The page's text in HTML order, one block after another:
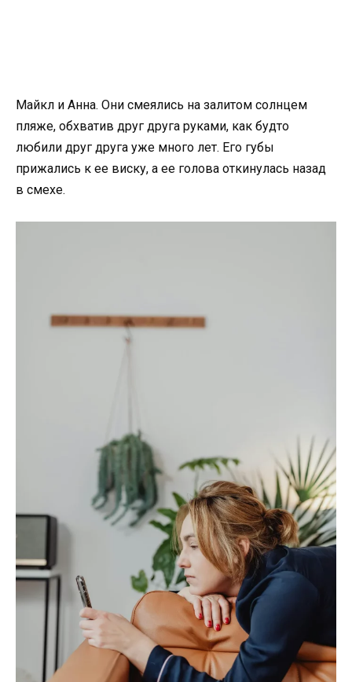
Майкл и Анна. Они смеялись на залитом солнцем
пляже, обхватив друг друга руками, как будто
любили друг друга уже много лет. Его губы
прижались к ее виску, а ее голова откинулась назад
в смехе.